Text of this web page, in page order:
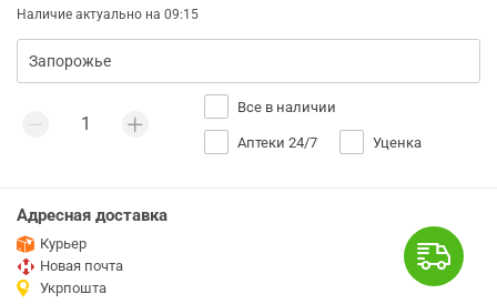
Наличие актуально на 09:15
Все в наличии
Аптеки 24/7 Уценка
Адресная доставка
Курьер
Новая почта
Укрпошта